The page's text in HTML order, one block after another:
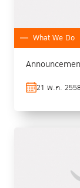
What We Do
21 พ.ค. 2558